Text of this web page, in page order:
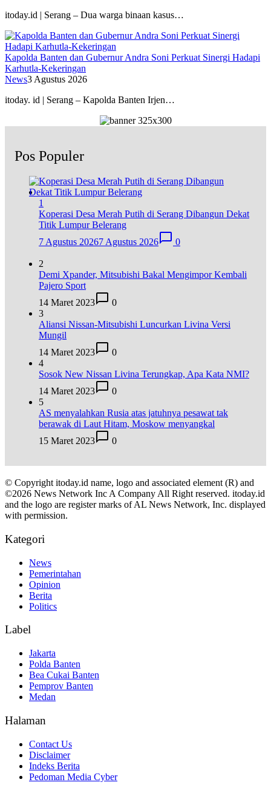
itoday.id | Serang – Dua warga binaan kasus…
Kapolda Banten dan Gubernur Andra Soni Perkuat Sinergi Hadapi
Karhutla-Kekeringan
News3 Agustus 2026
itoday. id | Serang – Kapolda Banten Irjen…
Pos Populer
1
Koperasi Desa Merah Putih di Serang Dibangun Dekat
Titik Lumpur Belerang
7 Agustus 20267 Agustus 2026 0
2
Demi Xpander, Mitsubishi Bakal Mengimpor Kembali
Pajero Sport
14 Maret 2023
0
3
Aliansi Nissan-Mitsubishi Luncurkan Livina Versi
Mungil
14 Maret 2023
0
4
Sosok New Nissan Livina Terungkap, Apa Kata NMI?
14 Maret 2023
0
5
AS menyalahkan Rusia atas jatuhnya pesawat tak
berawak di Laut Hitam, Moskow menyangkal
15 Maret 2023
0
© Copyright itoday.id name, logo and associated element (R) and
©2026 News Network Inc A Company All Right reserved. itoday.id
and the logo are register marks of AL News Network, Inc. displayed
with permission.
Kategori
News
Pemerintahan
Opinion
Berita
Politics
Label
Jakarta
Polda Banten
Bea Cukai Banten
Pemprov Banten
Medan
Halaman
Contact Us
Disclaimer
Indeks Berita
Pedoman Media Cyber